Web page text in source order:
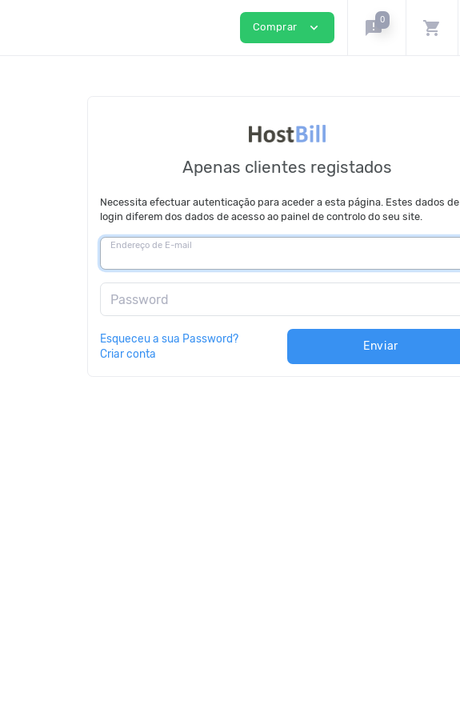
Comprar expand_more announcement0 shopping_cart
Apenas clientes registados
Necessita efectuar autenticação para aceder a esta página. Estes dados de
login diferem dos dados de acesso ao painel de controlo do seu site.
Endereço de E-mail
Password
Esqueceu a sua Password?
Criar conta
Enviar